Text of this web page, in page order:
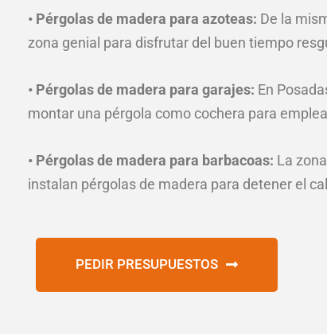
• Pérgolas de madera para azoteas: De la
zona genial para disfrutar del buen tiempo
• Pérgolas de madera para garajes: En
montar una pérgola como cochera para
• Pérgolas de madera para barbacoas: La
instalan pérgolas de madera para detener el
PEDIR PRESUPUESTOS